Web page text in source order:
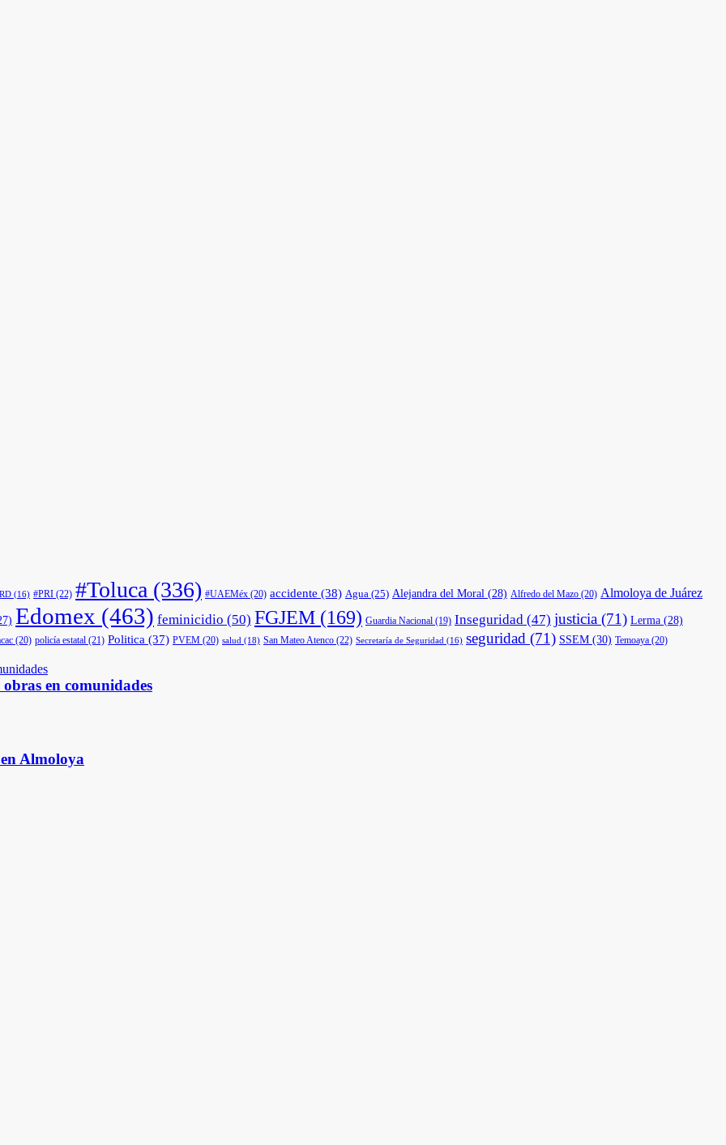
(16) #PRI (22) #Toluca (336) #UAEMéx (20) accidente (38) Agua (25) Alejandra del Moral (28) Alfredo del Mazo (20) Almoloya de Juárez
Edomex (463) feminicidio (50) FGJEM (169) Guardia Nacional (19) Inseguridad (47) justicia (71) Lerma (28)
(20) policía estatal (21) Politica (37) PVEM (20) salud (18) San Mateo Atenco (22) Secretaría de Seguridad (16) seguridad (71) SSEM (30) Temoaya (20)
en comunidades
Almoloya